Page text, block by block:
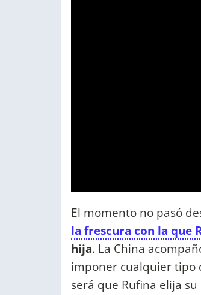
El momento no pasó
la frescura con la que
hija. La China
imponer cualquier tipo
será que Rufina elija